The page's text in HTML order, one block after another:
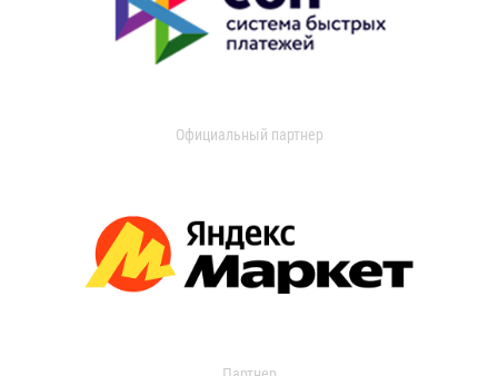
Официальный партнер